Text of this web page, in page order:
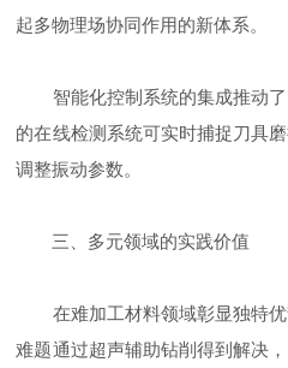
起多物理场协同作用的新体系。
智能化控制系统的集成推动了
的在线检测系统可实时捕捉刀具
调整振动参数。
三、多元领域的实践价值
在难加工材料领域彰显独特优
难题通过超声辅助钻削得到解决